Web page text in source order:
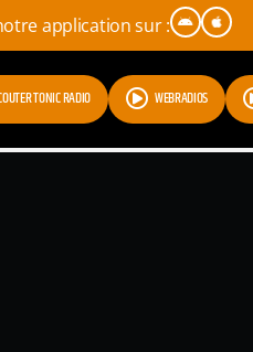
application sur :
TONIC RADIO WEBRADIOS